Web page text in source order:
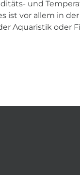
und
ist vor allem in
Aquaristik oder